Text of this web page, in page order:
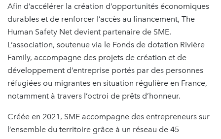
Afin d’accélérer la création d’opportunités économiques
durables et de renforcer l’accès au financement, The
Human Safety Net devient partenaire de SME.
L’association, soutenue via le Fonds de dotation Rivière
Family, accompagne des projets de création et de
développement d’entreprise portés par des personnes
réfugiées ou migrantes en situation régulière en France,
notamment à travers l’octroi de prêts d’honneur.
Créée en 2021, SME accompagne des entrepreneurs sur
l’ensemble du territoire grâce à un réseau de 45